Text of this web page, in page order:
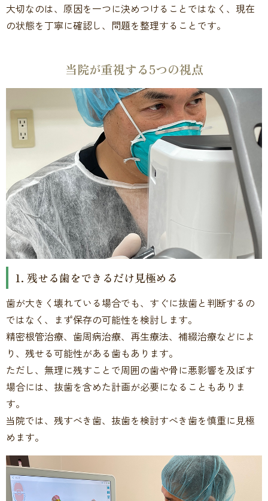
大切なのは、原因を一つに決めつけることではなく、現在
の状態を丁寧に確認し、問題を整理することです。
当院が重視する5つの視点
1. 残せる歯をできるだけ見極める
歯が大きく壊れている場合でも、すぐに抜歯と判断するの
ではなく、まず保存の可能性を検討します。
精密根管治療、歯周病治療、再生療法、補綴治療などによ
り、残せる可能性がある歯もあります。
ただし、無理に残すことで周囲の歯や骨に悪影響を及ぼす
場合には、抜歯を含めた計画が必要になることもありま
す。
当院では、残すべき歯、抜歯を検討すべき歯を慎重に見極
めます。